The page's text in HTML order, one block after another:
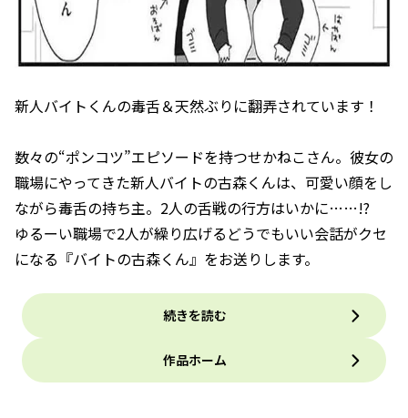
新人バイトくんの毒舌＆天然ぶりに翻弄されています！
数々の“ポンコツ”エピソードを持つせかねこさん。彼女の
職場にやってきた新人バイトの古森くんは、可愛い顔をし
ながら毒舌の持ち主。2人の舌戦の行方はいかに……!?
ゆるーい職場で2人が繰り広げるどうでもいい会話がクセ
になる『バイトの古森くん』をお送りします。
続きを読む
作品ホーム